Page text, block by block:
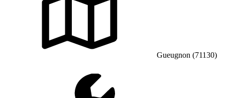
Gueugnon (71130)